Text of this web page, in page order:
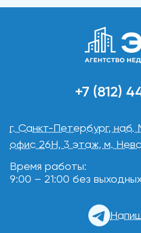
+7 (812)
г. Санкт-Петербург, наб.
офис 26Н, 3 этаж, м.
Время работы:
9:00 – 21:00 без